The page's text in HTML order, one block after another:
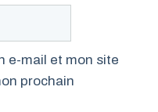
e-mail et mon site
prochain